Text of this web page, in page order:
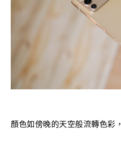
顏色如傍晚的天空般流轉色彩